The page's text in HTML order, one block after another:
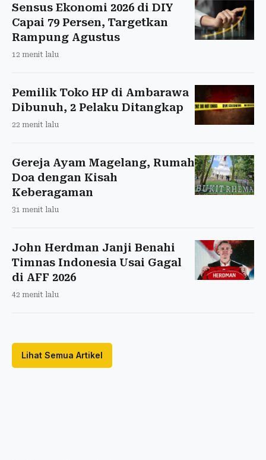
Sensus Ekonomi 2026 di DIY
Capai 79 Persen, Targetkan
Rampung Agustus
12 menit lalu
Pemilik Toko HP di Ambarawa
Dibunuh, 2 Pelaku Ditangkap
22 menit lalu
Gereja Ayam Magelang, Rumah
Doa dengan Kisah
Keberagaman
31 menit lalu
John Herdman Janji Benahi
Timnas Indonesia Usai Gagal
di AFF 2026
42 menit lalu
Lihat Semua Artikel